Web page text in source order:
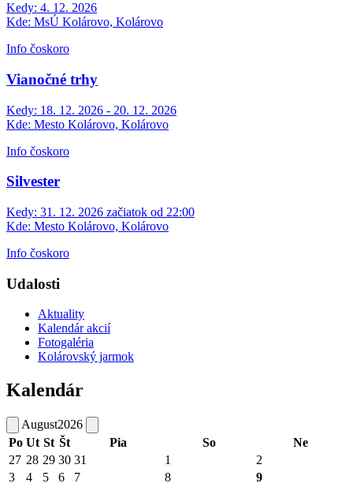
Kedy: 4. 12. 2026
Kde: MsÚ Kolárovo, Kolárovo
Info čoskoro
Vianočné trhy
Kedy: 18. 12. 2026 - 20. 12. 2026
Kde: Mesto Kolárovo, Kolárovo
Info čoskoro
Silvester
Kedy: 31. 12. 2026 začiatok od 22:00
Kde: Mesto Kolárovo, Kolárovo
Info čoskoro
Udalosti
Aktuality
Kalendár akcií
Fotogaléria
Kolárovský jarmok
Kalendár
August2026
Po Ut St Št Pia So
Ne
27 28 29 30 31 1
2
3
4 5 6 7 8 9